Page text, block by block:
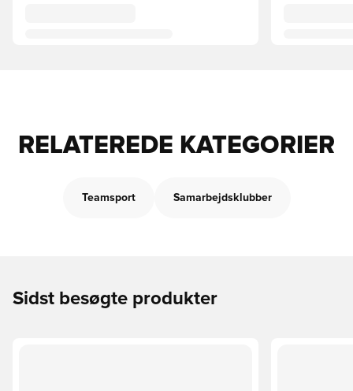
RELATEREDE KATEGORIER
Teamsport Samarbejdsklubber
Sidst besøgte produkter